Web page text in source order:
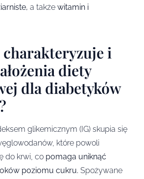
a także witamin i
charakteryzuje i
diety
dla diabetyków
glikemicznym (IG) skupia się
które powoli
do krwi, co pomaga uniknąć
poziomu cukru. Spożywane